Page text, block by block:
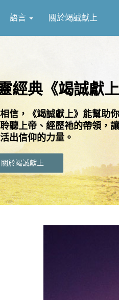
語言 關於竭誠獻上
經典《竭誠獻
信，《竭誠獻上》能幫助
聽上帝、經歷祂的帶領，
出信仰的力量。
關於竭誠獻上